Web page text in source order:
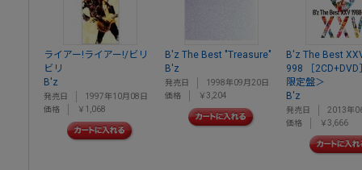
ライアー!ライアー!/ビリ
ビリ
B'z
発売日
1997年10月08日
価格
￥1,068
B'z The Best "Treasure"
B'z
発売日
1998年09月20日
価格
￥3,204
B'z The Best
998 ［2CD+DVD
限定盤＞
B'z
発売日
2013年
価格
￥3,666